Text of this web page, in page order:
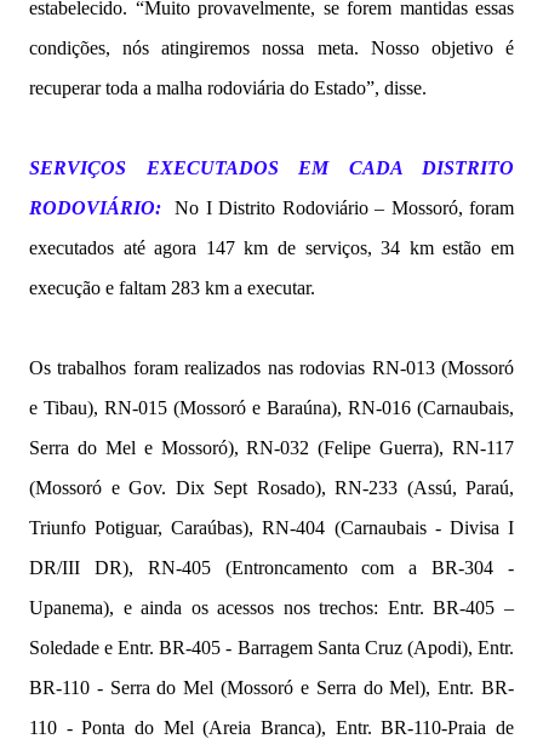
estabelecido. “Muito provavelmente, se forem mantidas essas
condições, nós atingiremos nossa meta. Nosso objetivo é
recuperar toda a malha rodoviária do Estado”, disse.
SERVIÇOS EXECUTADOS EM CADA DISTRITO
RODOVIÁRIO: No I Distrito Rodoviário – Mossoró, foram
executados até agora 147 km de serviços, 34 km estão em
execução e faltam 283 km a executar.
Os trabalhos foram realizados nas rodovias RN-013 (Mossoró
e Tibau), RN-015 (Mossoró e Baraúna), RN-016 (Carnaubais,
Serra do Mel e Mossoró), RN-032 (Felipe Guerra), RN-117
(Mossoró e Gov. Dix Sept Rosado), RN-233 (Assú, Paraú,
Triunfo Potiguar, Caraúbas), RN-404 (Carnaubais - Divisa I
DR/III DR), RN-405 (Entroncamento com a BR-304 -
Upanema), e ainda os acessos nos trechos: Entr. BR-405 –
Soledade e Entr. BR-405 - Barragem Santa Cruz (Apodi), Entr.
BR-110 - Serra do Mel (Mossoró e Serra do Mel), Entr. BR-
110 - Ponta do Mel (Areia Branca), Entr. BR-110-Praia de